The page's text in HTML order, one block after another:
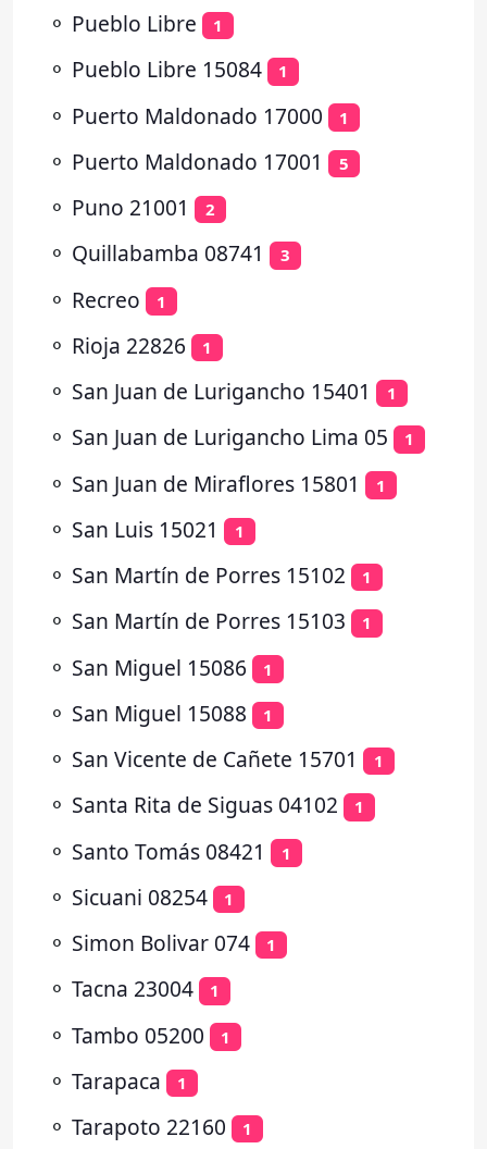
⚬ Pueblo Libre 1
⚬ Pueblo Libre 15084 1
⚬ Puerto Maldonado 17000 1
⚬ Puerto Maldonado 17001 5
⚬ Puno 21001 2
⚬ Quillabamba 08741 3
⚬ Recreo 1
⚬ Rioja 22826 1
⚬ San Juan de Lurigancho 15401 1
⚬ San Juan de Lurigancho Lima 05 1
⚬ San Juan de Miraflores 15801 1
⚬ San Luis 15021 1
⚬ San Martín de Porres 15102 1
⚬ San Martín de Porres 15103 1
⚬ San Miguel 15086 1
⚬ San Miguel 15088 1
⚬ San Vicente de Cañete 15701 1
⚬ Santa Rita de Siguas 04102 1
⚬ Santo Tomás 08421 1
⚬ Sicuani 08254 1
⚬ Simon Bolivar 074 1
⚬ Tacna 23004 1
⚬ Tambo 05200 1
⚬ Tarapaca 1
⚬ Tarapoto 22160 1